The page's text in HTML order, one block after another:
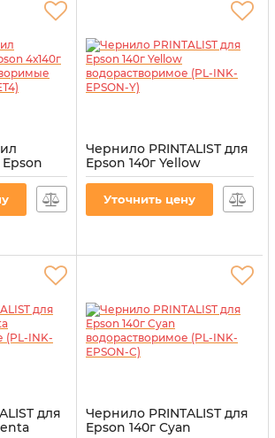
только проверенное
Epson
(PL-
Чернило PRINTALIST для
Epson 140г Yellow
водорастворимое (PL-
PL-INK-EPSON-Y
Уточнить цену
для
Чернило PRINTALIST для
Epson 140г Cyan